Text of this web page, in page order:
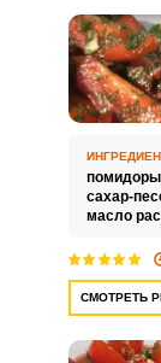
сахар-
масло
СМОТРЕТЬ